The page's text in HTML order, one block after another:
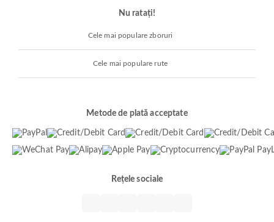
Nu ratați!
Cele mai populare zboruri
Cele mai populare rute
Metode de plată acceptate
Rețele sociale